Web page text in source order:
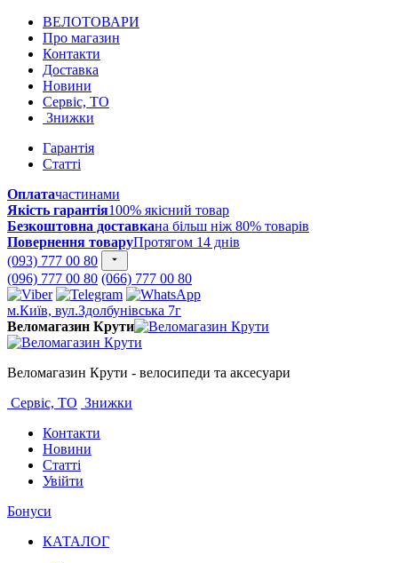
ВЕЛОТОВАРИ
Про магазин
Контакти
Доставка
Новини
Сервіс, ТО
Знижки
Гарантія
Статті
Оплатачастинами
Якість гарантія100% якісний товар
Безкоштовна доставкана більш ніж 80% товарів
Повернення товаруПротягом 14 днів
(093) 777 00 80
(096) 777 00 80 (066) 777 00 80
м.Київ, вул.Здолбунівська 7г
Веломагазин Крути
Веломагазин Крути - велосипеди та аксесуари
Сервіс, ТО Знижки
Контакти
Новини
Статті
Увійти
Бонуси
КАТАЛОГ